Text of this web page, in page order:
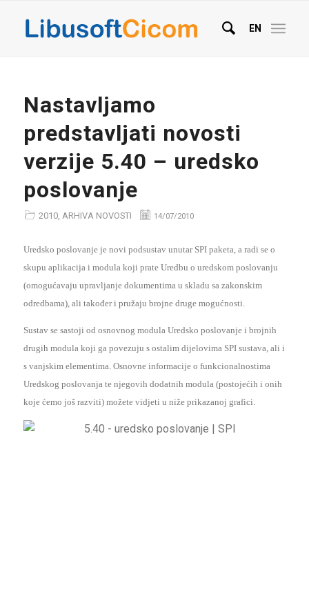
EN
Nastavljamo
predstavljati novosti
verzije 5.40 – uredsko
poslovanje
2010, ARHIVA NOVOSTI 14/07/2010
Uredsko poslovanje je novi podsustav unutar SPI paketa, a radi se o
skupu aplikacija i modula koji prate Uredbu o uredskom poslovanju
(omogućavaju upravljanje dokumentima u skladu sa zakonskim
odredbama), ali također i pružaju brojne druge mogućnosti.
Sustav se sastoji od osnovnog modula Uredsko poslovanje i brojnih
drugih modula koji ga povezuju s ostalim dijelovima SPI sustava, ali i
s vanjskim elementima. Osnovne informacije o funkcionalnostima
Uredskog poslovanja te njegovih dodatnih modula (postojećih i onih
koje ćemo još razviti) možete vidjeti u niže prikazanoj grafici.